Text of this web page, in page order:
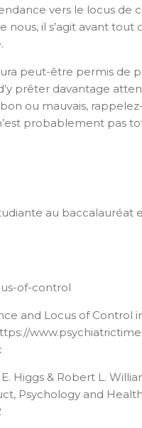
vers le locus
nous, il s’agit avant tout
peut-être permis de
prêter davantage
ou mauvais,
probablement pas
au baccalauréat
of-control
and Locus of Control
Higgs & Robert L.
Psychology and